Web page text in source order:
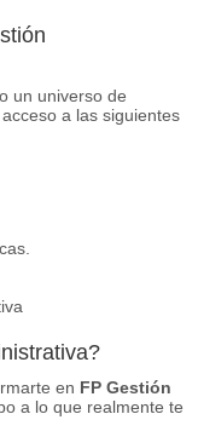
un universo de
a las siguientes
en FP Gestión
a lo que realmente te